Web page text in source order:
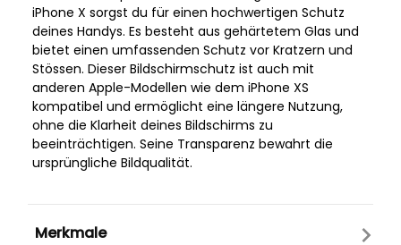
iPhone X sorgst du für einen hochwertigen Schutz
deines Handys. Es besteht aus gehärtetem Glas und
bietet einen umfassenden Schutz vor Kratzern und
Stössen. Dieser Bildschirmschutz ist auch mit
anderen Apple-Modellen wie dem iPhone XS
kompatibel und ermöglicht eine längere Nutzung,
ohne die Klarheit deines Bildschirms zu
beeinträchtigen. Seine Transparenz bewahrt die
ursprüngliche Bildqualität.
Merkmale